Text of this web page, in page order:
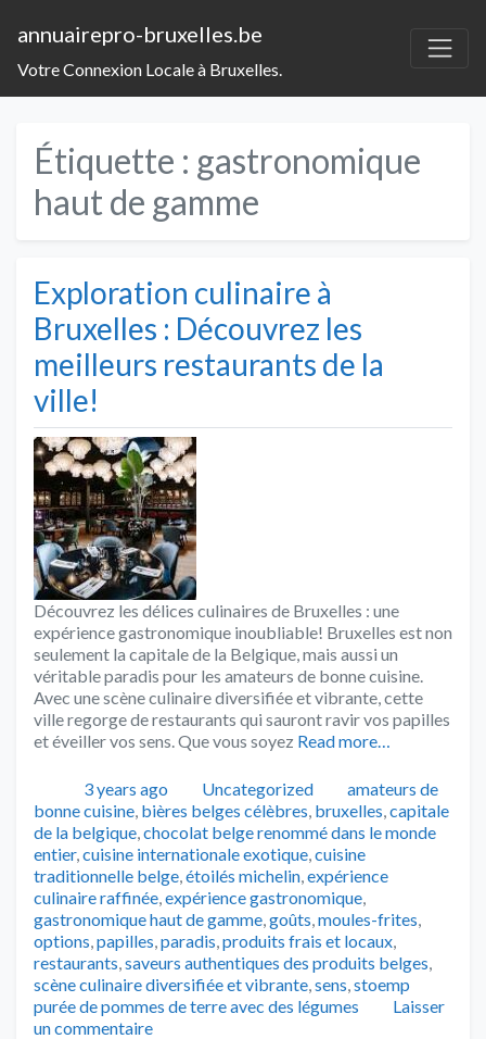
annuairepro-bruxelles.be
Votre Connexion Locale à Bruxelles.
Étiquette : gastronomique
haut de gamme
Exploration culinaire à
Bruxelles : Découvrez les
meilleurs restaurants de la
ville!
Découvrez les délices culinaires de Bruxelles : une
expérience gastronomique inoubliable! Bruxelles est non
seulement la capitale de la Belgique, mais aussi un
véritable paradis pour les amateurs de bonne cuisine.
Avec une scène culinaire diversifiée et vibrante, cette
ville regorge de restaurants qui sauront ravir vos papilles
et éveiller vos sens. Que vous soyez Read more…
Publié3 years ago Catégories
Uncategorized Tags
amateurs de
bonne cuisine, bières belges célèbres, bruxelles,capitale
de la belgique,chocolat belge renommé dans le monde
entier,cuisine internationale exotique,cuisine
traditionnelle belge,étoilés michelin,expérience
culinaire raffinée,expérience gastronomique,
gastronomique haut de gamme,goûts,moules-frites,
options,papilles,paradis,produits frais et locaux,
restaurants,saveurs authentiques des produits belges,
scène culinaire diversifiée et vibrante,sens,stoemp
purée de pommes de terre avec des légumes
Laisser
un commentaire